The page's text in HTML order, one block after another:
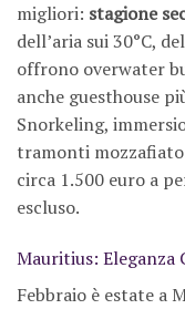
migliori: stagione
dell’aria sui 30°C,
offrono overwater
anche guesthouse
Snorkeling,
tramonti
circa 1.500 euro a
escluso.
Mauritius: Eleganza
Febbraio è estate a